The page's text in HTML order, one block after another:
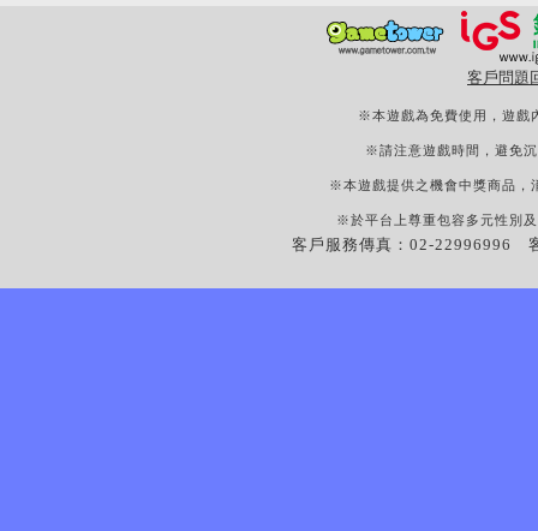
客戶問題
※本遊戲為免費使用，遊戲
※請注意遊戲時間，避免
※本遊戲提供之機會中獎商品，
※於平台上尊重包容多元性別
客戶服務傳真：02-22996996